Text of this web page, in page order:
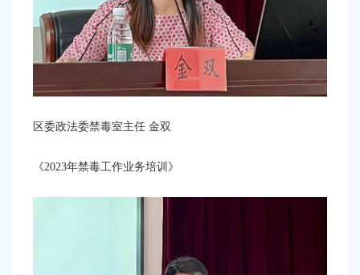
区委政法委禁毒室主任 金双
《2023年禁毒工作业务培训》